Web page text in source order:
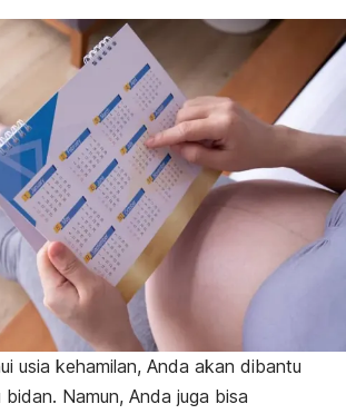
usia kehamilan, Anda akan dibantu
Namun, Anda juga bisa